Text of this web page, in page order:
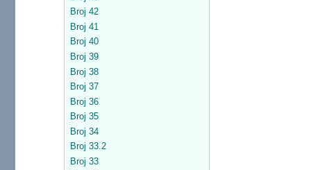
Broj 42
Broj 41
Broj 40
Broj 39
Broj 38
Broj 37
Broj 36
Broj 35
Broj 34
Broj 33.2
Broj 33